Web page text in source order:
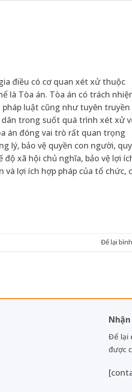
điều có cơ quan xét xử thuộc
là Tòa án. Tòa án có trách
pháp luật cũng như tuyên truyền
trong suốt quá trình xét xử
án đóng vai trò rất quan trọng
lý, bảo vệ quyền con người,
độ xã hội chủ nghĩa, bảo vệ lợi
và lợi ích hợp pháp của tổ chức,
Để lại
Để lại
được